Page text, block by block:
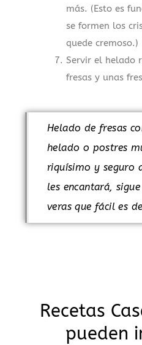
más. (Esto es
se formen los
quede cremoso.)
Servir el helado
fresas y unas
Helado de fresas
helado o postres
riquísimo y seguro
les encantará,
veras que fácil es
Recetas
pueden